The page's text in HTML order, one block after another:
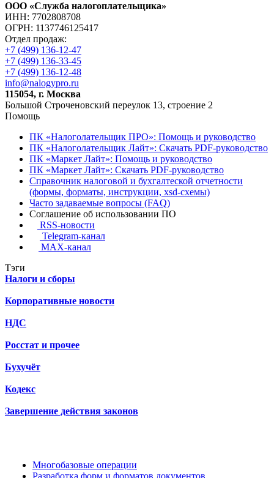
ООО «Служба налогоплательщика»
ИНН: 7702808708
ОГРН: 1137746125417
Отдел продаж:
+7 (499) 136-12-47
+7 (499) 136-33-45
+7 (499) 136-12-48
info@nalogypro.ru
115054, г. Москва
Большой Строченовский переулок 13, строение 2
Помощь
ПК «Налоголательщик ПРО»: Помощь и руководство
ПК «Налоголательщик Лайт»: Скачать PDF-руководство
ПК «Маркет Лайт»: Помощь и руководство
ПК «Маркет Лайт»: Скачать PDF-руководство
Справочник налоговой и бухгалтеской отчетности
(формы, форматы, инструкции, xsd-схемы)
Часто задаваемые вопросы (FAQ)
Соглашение об использовании ПО
RSS-новости
Telegram-канал
MAX-канал
Тэги
Налоги и сборы
Корпоративные новости
НДС
Росстат и прочее
Бухучёт
Кодекс
Завершение действия законов
Многобазовые операции